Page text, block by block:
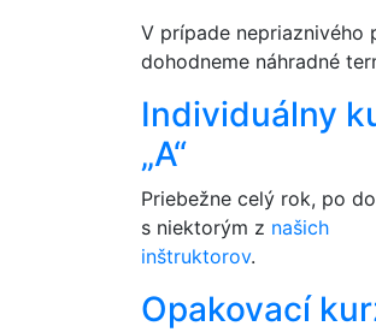
V prípade nepriaznivého
dohodneme náhradné
Individuálny
„A“
Priebežne celý rok, po
s niektorým z našich
inštruktorov.
Opakovací